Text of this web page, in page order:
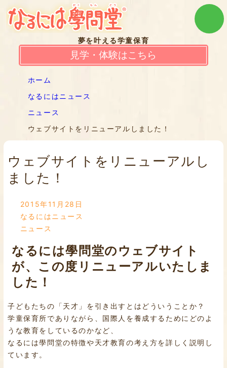
夢を叶える学童保育
見学・体験はこちら
ホーム
なるにはニュース
ニュース
ウェブサイトをリニューアルしました！
ウェブサイトをリニューアルし
ました！
2015年11月28日
なるにはニュース
ニュース
なるには學問堂のウェブサイト
が、この度リニューアルいたしま
した！
子どもたちの「天才」を引き出すとはどういうことか？
学童保育所でありながら、国際人を養成するためにどのよ
うな教育をしているのかなど、
なるには學問堂の特徴や天才教育の考え方を詳しく説明し
ています。